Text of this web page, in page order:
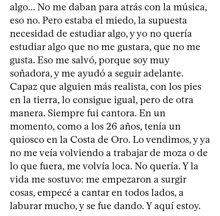
algo... No me daban para atrás con la música,
eso no. Pero estaba el miedo, la supuesta
necesidad de estudiar algo, y yo no quería
estudiar algo que no me gustara, que no me
gusta. Eso me salvó, porque soy muy
soñadora, y me ayudó a seguir adelante.
Capaz que alguien más realista, con los pies
en la tierra, lo consigue igual, pero de otra
manera. Siempre fui cantora. En un
momento, como a los 26 años, tenía un
quiosco en la Costa de Oro. Lo vendimos, y ya
no me veía volviendo a trabajar de moza o de
lo que fuera, me volvía loca. No quería. Y la
vida me sostuvo: me empezaron a surgir
cosas, empecé a cantar en todos lados, a
laburar mucho, y se fue dando. Y aquí estoy.